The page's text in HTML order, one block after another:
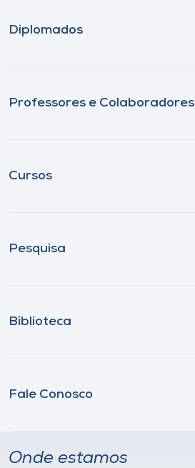
Diplomados
Professores e Colaboradores
Cursos
Pesquisa
Biblioteca
Fale Conosco
Onde estamos